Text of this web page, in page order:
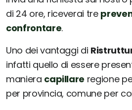
di 24 ore, riceverai tre
confrontare.
Uno dei vantaggi di
infatti quello di essere
maniera capillare regione
per provincia, comune per